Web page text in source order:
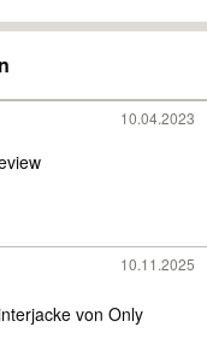
10.04.2023
10.11.2025
von Only